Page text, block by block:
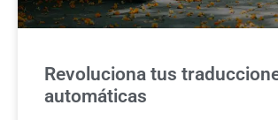
Revoluciona tus
automáticas